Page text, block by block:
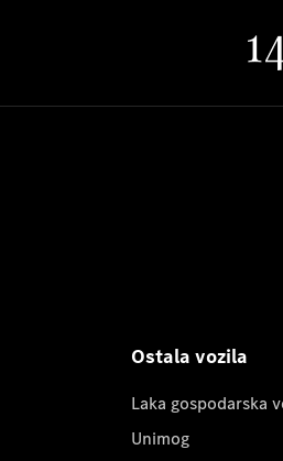
Ostala vozila
Laka gospodarska
Unimog